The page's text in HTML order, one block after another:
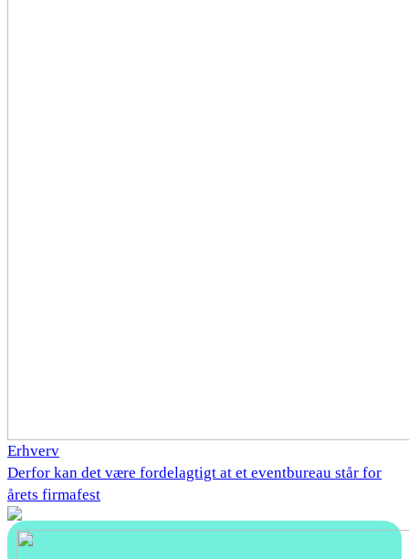
Erhverv
Derfor kan det være fordelagtigt at et eventbureau står for
årets firmafest